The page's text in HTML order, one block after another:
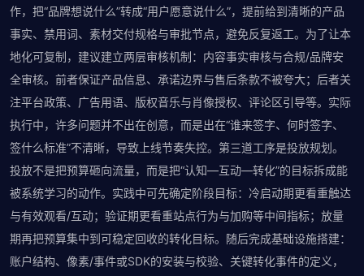
作，把“品牌想说什么”转成“用户愿意说什么”，提前给到清晰的产品
事实、禁用词、素材交付规格与审批节点，避免反复返工。为了让本
地化可复制，建议建立两层审核机制：内容事实审核与合规/品牌安
全审核。前者保证产品信息、承诺边界与售后条款不被夸大；后者关
注平台政策、广告用语、版权音乐与肖像授权、评论区引导等。实际
执行中，许多问题并不出在创意，而是出在“谁来签字、何时签字、
签什么标准”不清晰，导致上线节奏失控。第三道工序是投放规划。
投放不是把预算砸向流量，而是把“认知—互动—转化”的目标拆成能
被系统学习的动作。实践中可先确定阶段目标：冷启动期更看重触达
与有效观看/互动；验证期更看重站点行为与加购等中间指标；放量
期再把预算集中到可稳定回收的转化目标。随后完成基础设施搭建：
账户结构、像素/事件或SDK的安装与校验、关键转化事件的定义，